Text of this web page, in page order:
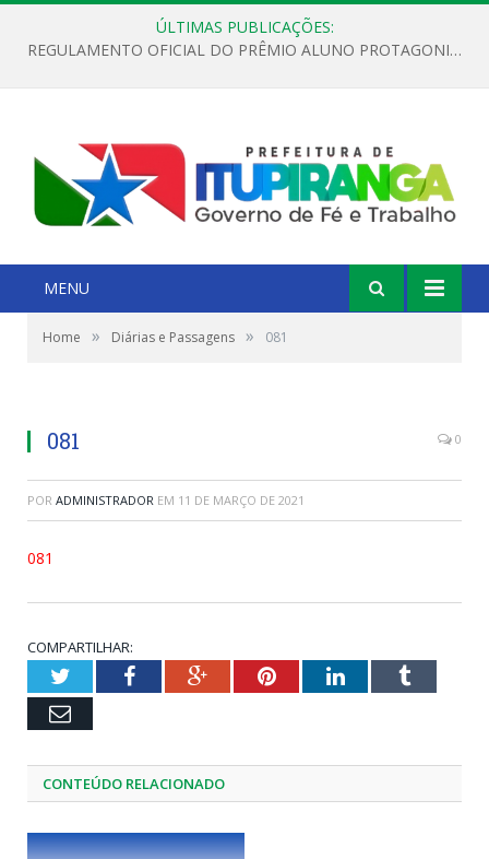
ÚLTIMAS PUBLICAÇÕES:
REGULAMENTO OFICIAL DO PRÊMIO ALUNO PROTAGONISTA – EDIÇÃO 2026
MENU
Home » Diárias e Passagens » 081
081 0
POR ADMINISTRADOR EM 11 DE MARÇO DE 2021
081
COMPARTILHAR:
TwitterFacebookGoogle+PinterestLinkedInTumblr
Email
CONTEÚDO RELACIONADO